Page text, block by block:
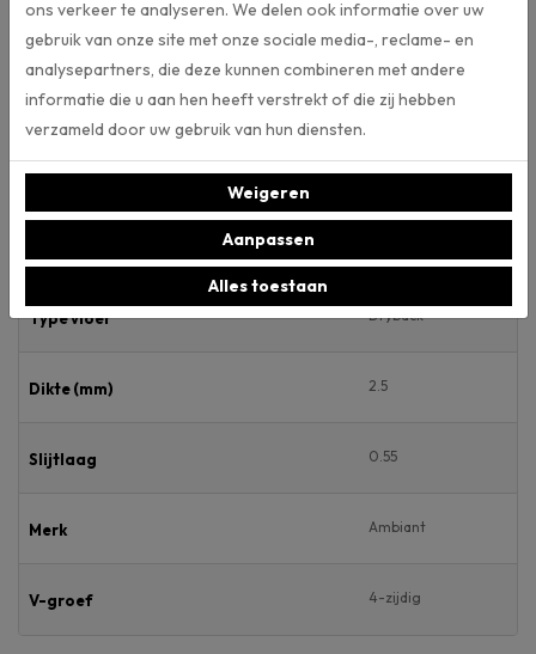
Specificaties
Artikelnummer
Breedte (mm) 154
Type vloer Dryback
Dikte (mm) 2.5
Slijtlaag 0.55
Merk Ambiant
V-groef 4-zijdig
ons verkeer te analyseren. We delen ook informatie over uw
gebruik van onze site met onze sociale media-, reclame- en
analysepartners, die deze kunnen combineren met andere
informatie die u aan hen heeft verstrekt of die zij hebben
verzameld door uw gebruik van hun diensten.
Weigeren
Aanpassen
Alles toestaan